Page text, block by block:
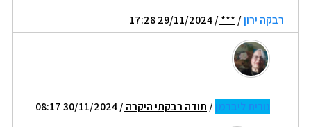
רבקה ירון/
***
/ 29/11/2024 17:28
נורית ליברמן/ תודה רבקתי היקרה/ 30/11/2024 08:17